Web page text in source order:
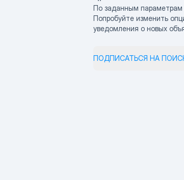
По заданным параметрам
Попробуйте изменить
уведомления о новых
ПОДПИСАТЬСЯ НА